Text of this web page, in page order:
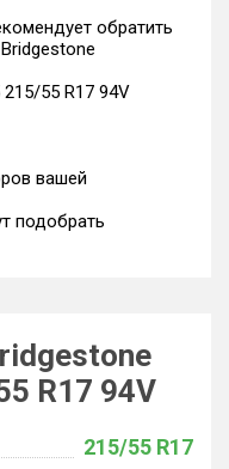
обратить
55 R17 94V
вашей
подобрать
R17 94V
215/55 R17